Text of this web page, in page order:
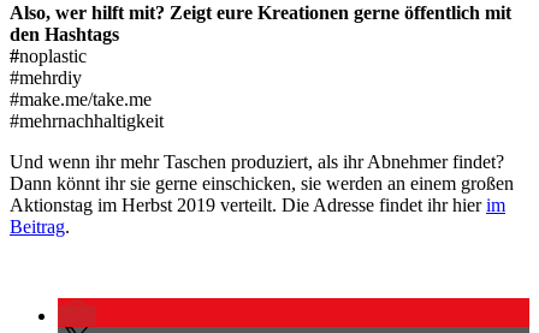
Also, wer hilft mit? Zeigt eure Kreationen gerne öffentlich mit
den Hashtags
#noplastic
#mehrdiy
#make.me/take.me
#mehrnachhaltigkeit
Und wenn ihr mehr Taschen produziert, als ihr Abnehmer findet?
Dann könnt ihr sie gerne einschicken, sie werden an einem großen
Aktionstag im Herbst 2019 verteilt. Die Adresse findet ihr hierim
Beitrag.